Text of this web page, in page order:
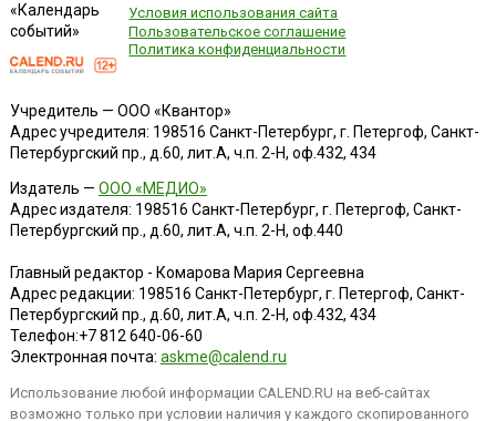
«Календарь
событий»
Условия использования сайта
Пользовательское соглашение
Политика конфиденциальности
Учредитель — ООО «Квантор»
Адрес учредителя: 198516 Санкт-Петербург, г. Петергоф, Санкт-
Петербургский пр., д.60, лит.А, ч.п. 2-Н, оф.432, 434
Издатель — ООО «МЕДИО»
Адрес издателя: 198516 Санкт-Петербург, г. Петергоф, Санкт-
Петербургский пр., д.60, лит.А, ч.п. 2-Н, оф.440
Главный редактор - Комарова Мария Сергеевна
Адрес редакции: 198516 Санкт-Петербург, г. Петергоф, Санкт-
Петербургский пр., д.60, лит.А, ч.п. 2-Н, оф.432, 434
Телефон:+7 812 640-06-60
Электронная почта: askme@calend.ru
Использование любой информации CALEND.RU на веб-сайтах
возможно только при условии наличия у каждого скопированного